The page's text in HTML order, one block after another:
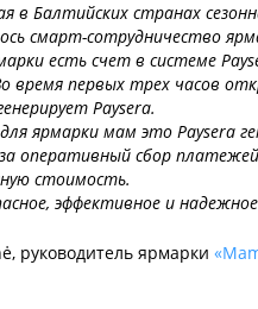
в Балтийских странах
смарт-сотрудничество
есть счет в системе
время первых трех часов
Paysera.
ярмарки мам это Paysera
оперативный сбор
стоимость.
эффективное и
руководитель ярмарки